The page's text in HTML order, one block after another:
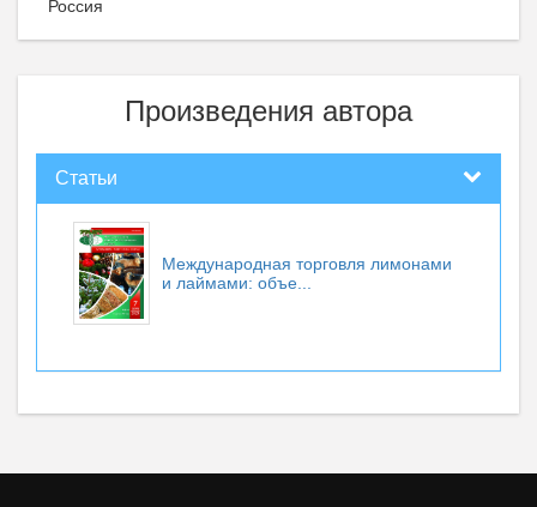
Россия
Произведения автора
Статьи
Международная торговля лимонами
и лаймами: объе...